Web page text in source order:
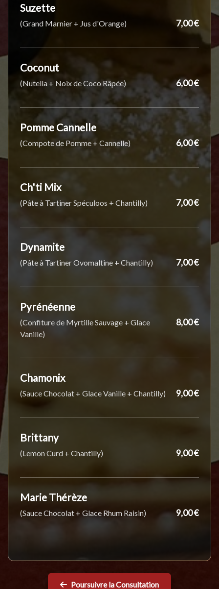
Suzette
(Grand Marnier + Jus d'Orange) 7,00 €
Coconut
(Nutella + Noix de Coco Râpée) 6,00 €
Pomme Cannelle
(Compote de Pomme + Cannelle) 6,00 €
Ch'ti Mix
(Pâte à Tartiner Spéculoos + Chantilly) 7,00 €
Dynamite
(Pâte à Tartiner Ovomaltine + Chantilly) 7,00 €
Pyrénéenne
(Confiture de Myrtille Sauvage + Glace
Vanille)
8,00 €
Chamonix
(Sauce Chocolat + Glace Vanille + Chantilly) 9,00 €
Brittany
(Lemon Curd + Chantilly) 9,00 €
Marie Thérèze
(Sauce Chocolat + Glace Rhum Raisin) 9,00 €
Poursuivre la Consultation